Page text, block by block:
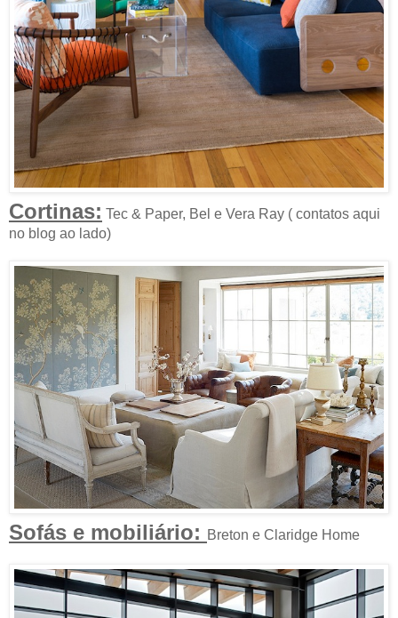
Cortinas: Tec & Paper, Bel e Vera Ray ( contatos aqui
no blog ao lado)
Sofás e mobiliário: Breton e Claridge Home